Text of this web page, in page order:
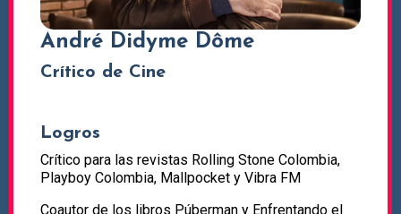
André Didyme Dôme
Crítico de Cine
Logros
Crítico para las revistas Rolling Stone Colombia,
Playboy Colombia, Mallpocket y Vibra FM
Coautor de los libros Púberman y Enfrentando el